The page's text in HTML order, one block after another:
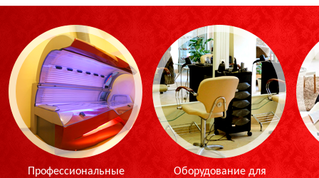
Профессиональные
Оборудование для